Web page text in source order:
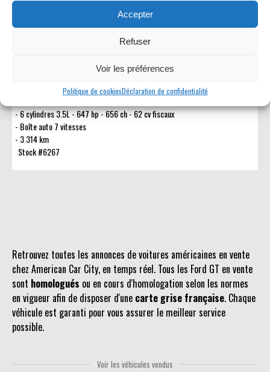
Accepter
Refuser
Voir les préférences
Politique de cookiesDéclaration de confidentialité
Retrouvez toutes les annonces de voitures américaines en vente
chez American Car City, en temps réel. Tous les Ford GT en vente
sont homologués ou en cours d'homologation selon les normes
en vigueur afin de disposer d'une carte grise française. Chaque
véhicule est garanti pour vous assurer le meilleur service
possible.
EN STOCK
2 GT40 SUPERCAR - PAS DE MALUS
6 cylindres 3.5L - 647 hp - 656 ch - 62 cv fiscaux
Boîte auto 7 vitesses
3 314 km
Stock #6267
Voir les véhicules vendus